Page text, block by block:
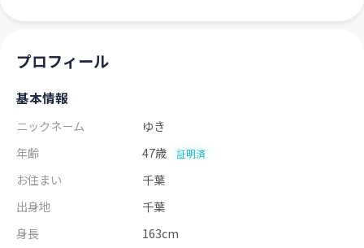
プロフィール
基本情報
ニックネーム
ゆき
年齢
47歳 証明済
お住まい
千葉
出身地
千葉
身長
163cm